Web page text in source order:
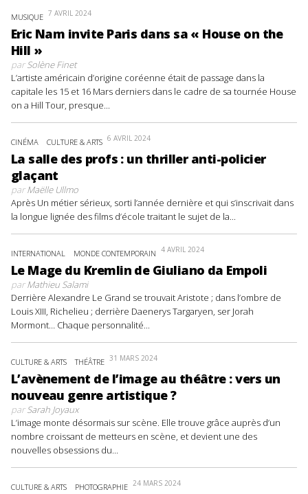
MUSIQUE 7 AVRIL 2024
Eric Nam invite Paris dans sa « House on the
Hill »
parSolène Finet
L’artiste américain d’origine coréenne était de passage dans la
capitale les 15 et 16 Mars derniers dans le cadre de sa tournée House
on a Hill Tour, presque...
CINÉMA CULTURE & ARTS 6 AVRIL 2024
La salle des profs : un thriller anti-policier
glaçant
parMaëlle Ullmo
Après Un métier sérieux, sorti l’année dernière et qui s’inscrivait dans
la longue lignée des films d’école traitant le sujet de la...
INTERNATIONAL MONDE CONTEMPORAIN 4 AVRIL 2024
Le Mage du Kremlin de Giuliano da Empoli
parMathieu Salami
Derrière Alexandre Le Grand se trouvait Aristote ; dans l’ombre de
Louis XIII, Richelieu ; derrière Daenerys Targaryen, ser Jorah
Mormont… Chaque personnalité...
CULTURE & ARTS THÉÂTRE 31 MARS 2024
L’avènement de l’image au théâtre : vers un
nouveau genre artistique ?
parSarah Joyaux
L’image monte désormais sur scène. Elle trouve grâce auprès d’un
nombre croissant de metteurs en scène, et devient une des
nouvelles obsessions du...
CULTURE & ARTS PHOTOGRAPHIE 24 MARS 2024